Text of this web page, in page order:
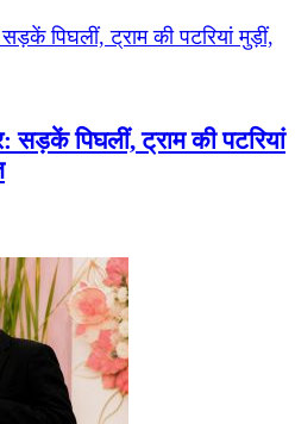
सड़कें पिघलीं, ट्राम की पटरियां